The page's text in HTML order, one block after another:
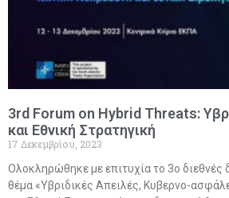
3rd Forum on Hybrid Threats:
και Εθνική Στρατηγική
17 Δεκεμβρίου, 2023
Ολοκληρώθηκε με επιτυχία το 3ο διεθνές
θέμα «Υβριδικές Απειλές, Κυβερνο-